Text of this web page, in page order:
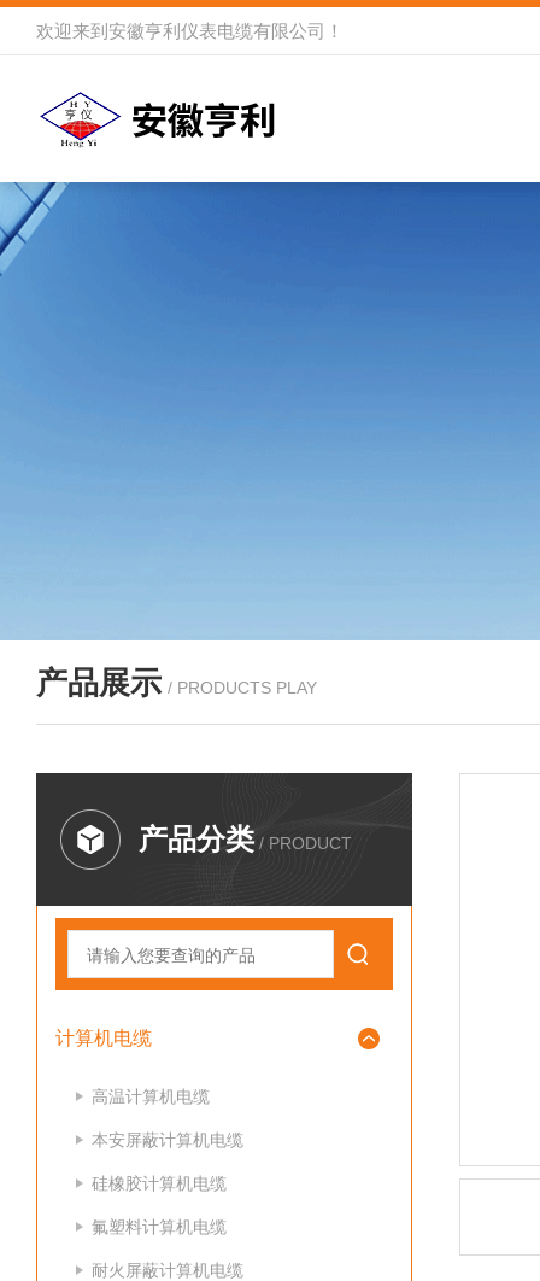
欢迎来到 安徽亨利仪表电缆有限公司 ！
产品展示 / PRODUCTS PLAY
产品分类 / PRODUCT
计算机电缆
高温计算机电缆
本安屏蔽计算机电缆
硅橡胶计算机电缆
氟塑料计算机电缆
耐火屏蔽计算机电缆